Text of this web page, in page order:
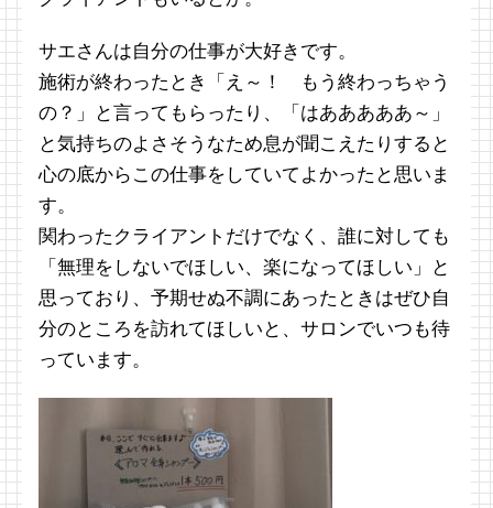
サエさんは自分の仕事が大好きです。
施術が終わったとき「え～！ もう終わっちゃう
の？」と言ってもらったり、「はあああああ～」
と気持ちのよさそうなため息が聞こえたりすると
心の底からこの仕事をしていてよかったと思いま
す。
関わったクライアントだけでなく、誰に対しても
「無理をしないでほしい、楽になってほしい」と
思っており、予期せぬ不調にあったときはぜひ自
分のところを訪れてほしいと、サロンでいつも待
っています。